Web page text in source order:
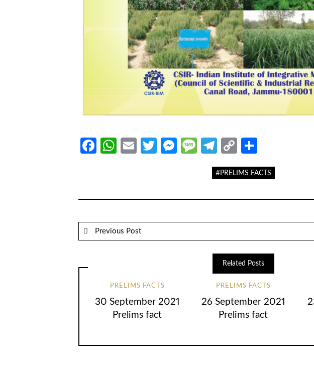
Facebook
WhatsApp
EmailTwitter
Messenger
Message
Telegram
Copy
#PRELIMS FACTS
Previous Post
Related Posts
PRELIMS FACTS
30 September 2021
Prelims fact
PRELIMS FACTS
26 September 2021
Prelims fact